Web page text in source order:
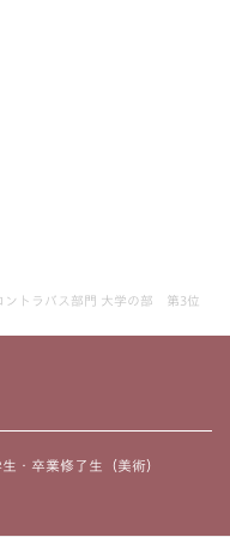
ントラバス部門 大学の部 第3位
・卒業修了生（美術）